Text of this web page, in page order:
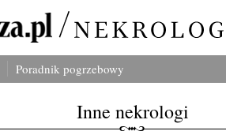
Poradnik pogrzebowy
Inne nekrologi